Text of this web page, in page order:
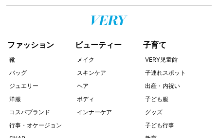
ファッション
靴
バッグ
ジュエリー
洋服
コスパブランド
行事・オケージョン
ビューティー
メイク
スキンケア
ヘア
ボディ
インナーケア
子育て
VERY児童館
子連れスポット
出産・内祝い
子ども服
グッズ
子ども行事